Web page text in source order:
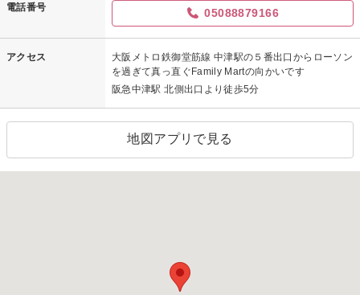
電話番号 05088879166
アクセス
大阪メトロ鉄御堂筋線 中津駅の５番出口からローソン
を過ぎて真っ直ぐFamily Martの向かいです
阪急中津駅 北側出口より徒歩5分
地図アプリで見る